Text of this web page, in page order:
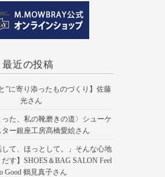
最近の投稿
”に寄り添ったものづくり】佐藤
光さん
った、私の靴磨きの道〉シューケ
ター銀座工房髙橋愛絵さん
して、ほっとして。」そんな心地
す】SHOES＆BAG SALON Feel
Good 鶴見真子さん